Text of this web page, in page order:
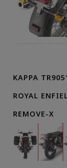
KAPPA
ROYAL
REMOVE-X